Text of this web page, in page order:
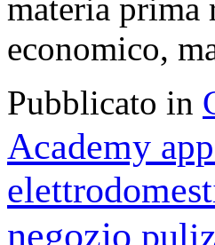
materia prima
economico,
Pubblicato in
Academy app
negozio